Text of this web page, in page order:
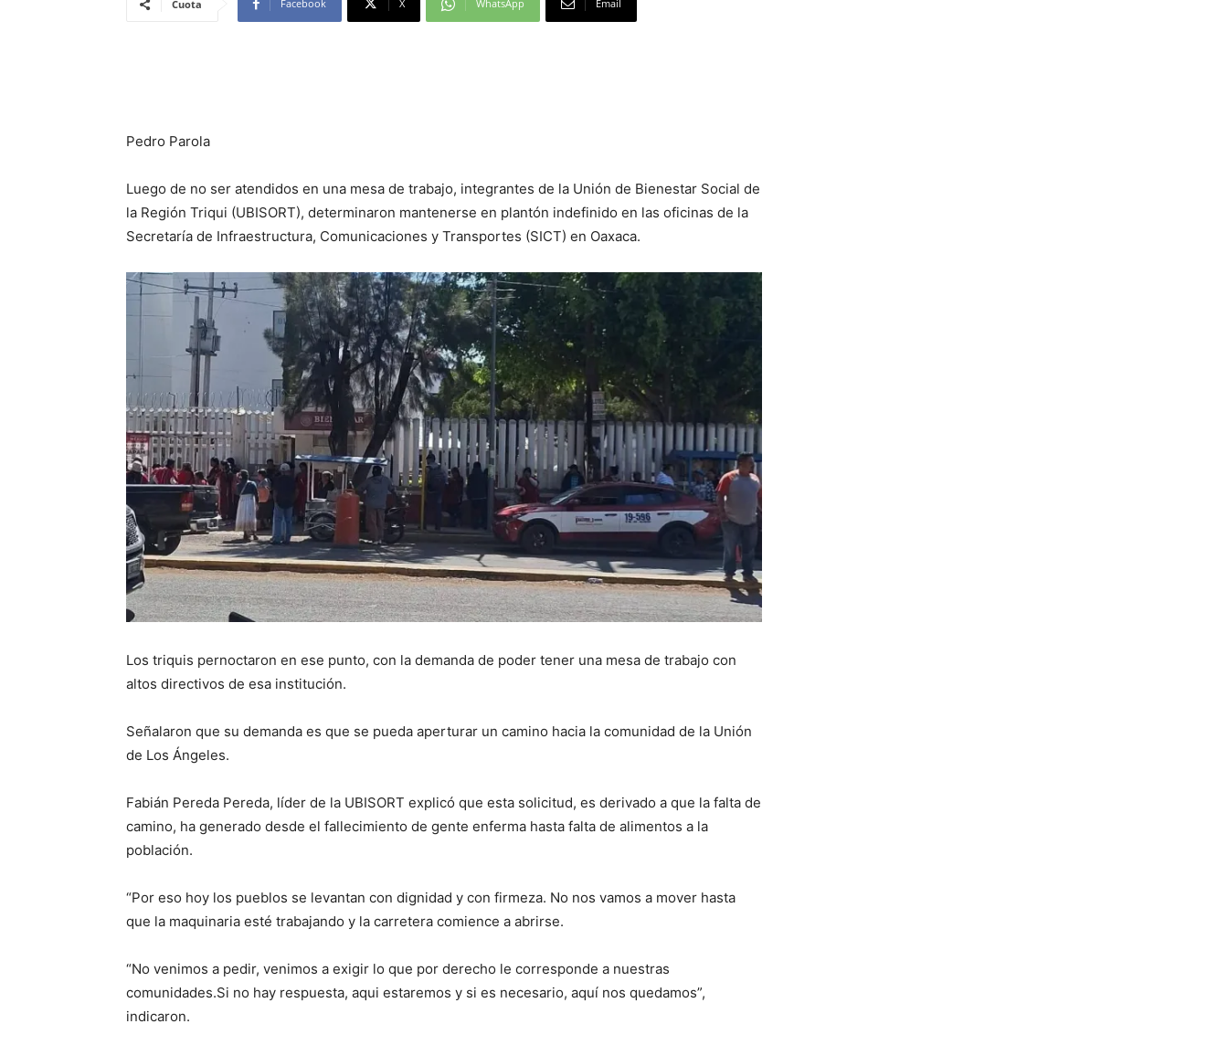
Cuota Facebook X WhatsApp Email
Pedro Parola
Luego de no ser atendidos en una mesa de trabajo, integrantes de la Unión de Bienestar Social de
la Región Triqui (UBISORT), determinaron mantenerse en plantón indefinido en las oficinas de la
Secretaría de Infraestructura, Comunicaciones y Transportes (SICT) en Oaxaca.
Los triquis pernoctaron en ese punto, con la demanda de poder tener una mesa de trabajo con
altos directivos de esa institución.
Señalaron que su demanda es que se pueda aperturar un camino hacia la comunidad de la Unión
de Los Ángeles.
Fabián Pereda Pereda, líder de la UBISORT explicó que esta solicitud, es derivado a que la falta de
camino, ha generado desde el fallecimiento de gente enferma hasta falta de alimentos a la
población.
“Por eso hoy los pueblos se levantan con dignidad y con firmeza. No nos vamos a mover hasta
que la maquinaria esté trabajando y la carretera comience a abrirse.
“No venimos a pedir, venimos a exigir lo que por derecho le corresponde a nuestras
comunidades.Si no hay respuesta, aqui estaremos y si es necesario, aquí nos quedamos”,
indicaron.